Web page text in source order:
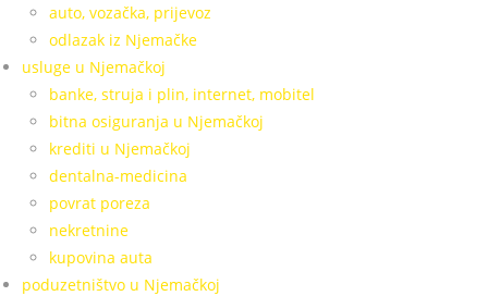
auto, vozačka, prijevoz
odlazak iz Njemačke
usluge u Njemačkoj
banke, struja i plin, internet, mobitel
bitna osiguranja u Njemačkoj
krediti u Njemačkoj
dentalna-medicina
povrat poreza
nekretnine
kupovina auta
poduzetništvo u Njemačkoj